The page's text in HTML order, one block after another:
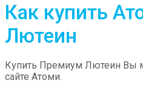
Как купить
Лютеин
Купить Премиум Лютеин Вы
сайте Атоми.